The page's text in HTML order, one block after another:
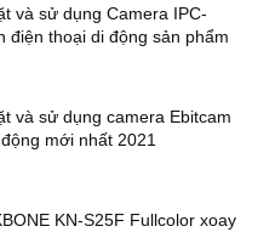
và sử dụng Camera IPC-
điện thoại di động sản phẩm
và sử dụng camera Ebitcam
mới nhất 2021
KN-S25F Fullcolor xoay